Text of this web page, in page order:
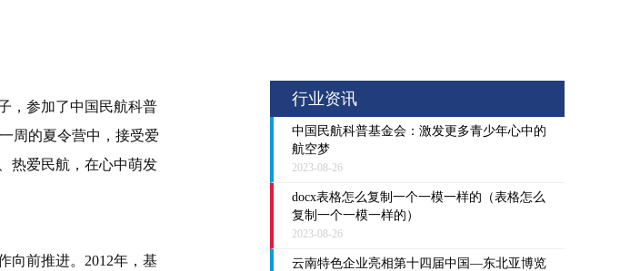
，参加了中国民航科普
周的夏令营中，接受爱
热爱民航，在心中萌发
向前推进。2012年，基
行业资讯
中国民航科普基金会：激发更多青少年心中的
航空梦
2023-08-26
docx表格怎么复制一个一模一样的（表格怎么
复制一个一模一样的）
2023-08-26
云南特色企业亮相第十四届中国—东北亚博览